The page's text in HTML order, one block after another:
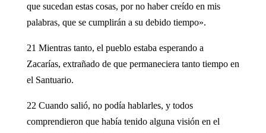
que sucedan estas cosas, por no haber creído en mis
palabras, que se cumplirán a su debido tiempo».
21 Mientras tanto, el pueblo estaba esperando a
Zacarías, extrañado de que permaneciera tanto tiempo en
el Santuario.
22 Cuando salió, no podía hablarles, y todos
comprendieron que había tenido alguna visión en el